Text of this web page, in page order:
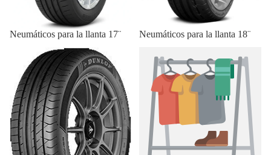
Neumáticos para la llanta 17¨
Neumáticos para la llanta 18¨
Neumáticos para la llanta 19¨